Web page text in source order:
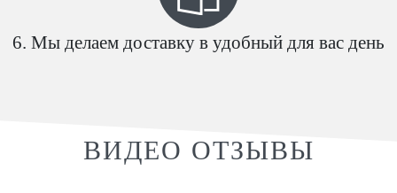
Мы делаем доставку в удобный для вас день
ВИДЕО ОТЗЫВЫ